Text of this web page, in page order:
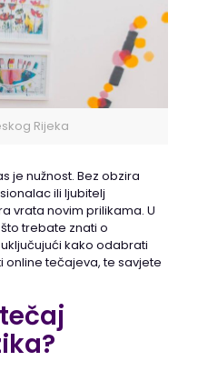
Rijeka
je nužnost. Bez obzira
ili ljubitelj
vrata novim prilikama. U
trebate znati o
kako odabrati
online tečajeva, te savjete